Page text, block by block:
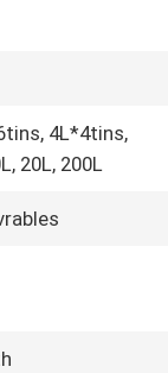
4L*4tins,
20L, 200L